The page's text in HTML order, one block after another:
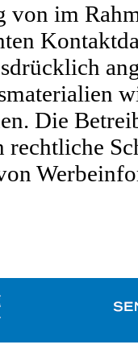
von im
Die
rechtliche